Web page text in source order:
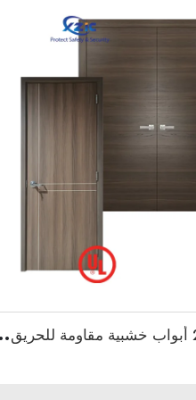
صميم حديث 2024 أبواب